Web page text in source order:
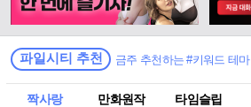
파일시티 추천 금주 추천하는 #키워드 테마
짝사랑 만화원작 타임슬립